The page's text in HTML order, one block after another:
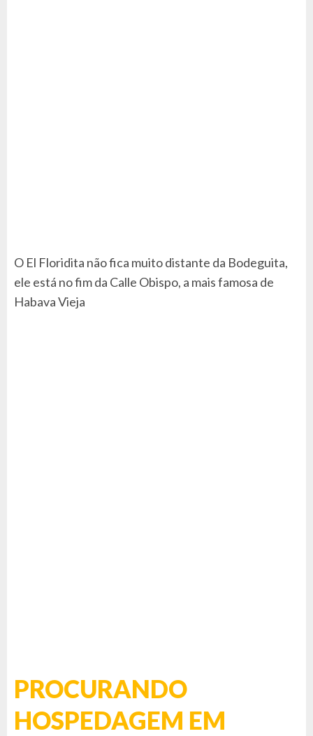
O El Floridita não fica muito distante da Bodeguita,
ele está no fim da Calle Obispo, a mais famosa de
Habava Vieja
PROCURANDO
HOSPEDAGEM EM